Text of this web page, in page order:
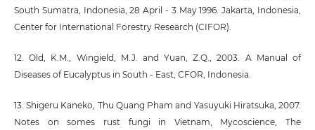
South Sumatra, Indonesia, 28 April - 3 May 1996. Jakarta, Indonesia,
Center for International Forestry Research (CIFOR).
12. Old, K.M., Wingield, M.J. and Yuan, Z.Q., 2003. A Manual of
Diseases of Eucalyptus in South - East, CFOR, Indonesia.
13. Shigeru Kaneko, Thu Quang Pham and Yasuyuki Hiratsuka, 2007.
Notes on somes rust fungi in Vietnam, Mycoscience, The